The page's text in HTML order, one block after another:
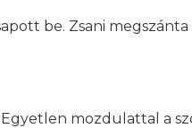
be. Zsani megszánta
mozdulattal a